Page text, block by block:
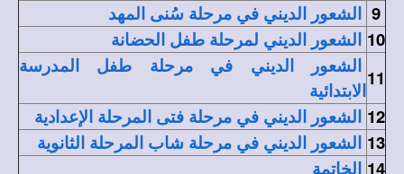
9 الشعور الديني في مرحلة سُنى المهد
10 الشعور الديني لمرحلة طفل الحضانة
11
الشعور الديني في مرحلة طفل المدرسة
الابتدائية
12 الشعور الديني في مرحلة فتى المرحلة الإعدادية
13 الشعور الديني في مرحلة شاب المرحلة الثانوية
14 الخاتمة